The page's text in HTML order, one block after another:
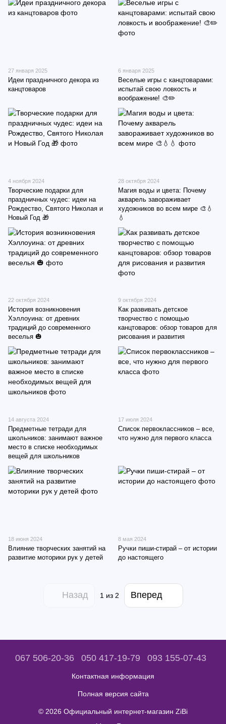
27 января 2025
Идеи праздничного декора из
канцтоваров
6 января 2025
Веселые игры с канцтоварами:
испытай свою ловкость и
воображение! 🎨✏️
4 ноября 2024
Творческие подарки для
праздничных чудес: идеи на
Рождество, Святого Николая и
Новый Год 🎁
28 октября 2024
Магия воды и цвета: Почему
акварель завораживает
художников во всем мире 🎨💧
💧
22 октября 2024
История возникновения
Хэллоуина: от древних
традиций до современного
веселья 🎃
9 октября 2024
Как развивать детское
творчество с помощью
канцтоваров: обзор товаров для
рисования и развития
14 августа 2024
Предметные тетради для
школьников: занимают важное
место в списке необходимых
вещей для школьников
17 июля 2024
Список первоклассников – все,
что нужно для первого класса
18 июня 2024
Влияние творческих занятий на
развитие моторики рук у детей
8 мая 2024
Ручки пиши-стирай – от истории
до настоящего
Назад 1 из 2 Вперед
067 506-20-36 050 417-19-79 093 155-07-43
Контактная информация
Полная версия сайта
© 2026 Официальный интернет-магазин ZiBi